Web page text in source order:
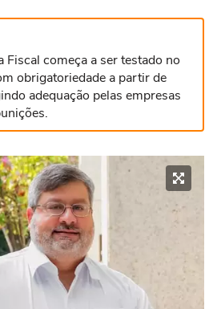
Fiscal começa a ser testado no
obrigatoriedade a partir de
adequação pelas empresas